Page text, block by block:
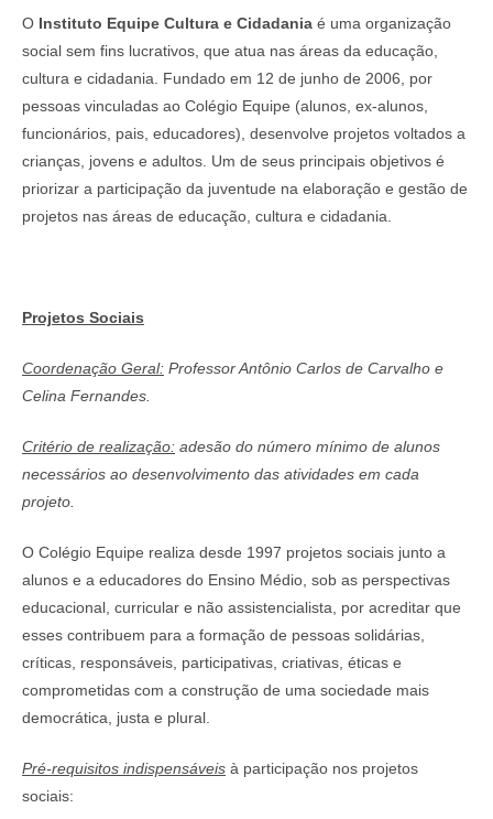
O Instituto Equipe Cultura e Cidadania é uma organização
social sem fins lucrativos, que atua nas áreas da educação,
cultura e cidadania. Fundado em 12 de junho de 2006, por
pessoas vinculadas ao Colégio Equipe (alunos, ex-alunos,
funcionários, pais, educadores), desenvolve projetos voltados a
crianças, jovens e adultos. Um de seus principais objetivos é
priorizar a participação da juventude na elaboração e gestão de
projetos nas áreas de educação, cultura e cidadania.
Projetos Sociais
Coordenação Geral: Professor Antônio Carlos de Carvalho e
Celina Fernandes.
Critério de realização: adesão do número mínimo de alunos
necessários ao desenvolvimento das atividades em cada
projeto.
O Colégio Equipe realiza desde 1997 projetos sociais junto a
alunos e a educadores do Ensino Médio, sob as perspectivas
educacional, curricular e não assistencialista, por acreditar que
esses contribuem para a formação de pessoas solidárias,
críticas, responsáveis, participativas, criativas, éticas e
comprometidas com a construção de uma sociedade mais
democrática, justa e plural.
Pré-requisitos indispensáveis à participação nos projetos
sociais: